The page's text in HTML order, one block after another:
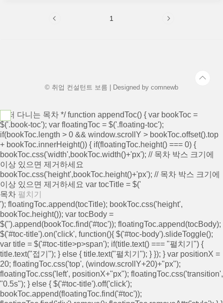
주십시오.(700자) 2. 협업을 통해서 문제를 해
1
© 취업 컨설턴트 보름 | Designed by comnewb
/* 떠 다니는 목차 */ function appendToc() { var bookToc =
$('.book-toc'); var floatingToc = $('.floating-toc');
if(bookToc.length > 0 && window.scrollY > bookToc.offset().top
+ bookToc.innerHeight()) { if(floatingToc.height() === 0) {
bookToc.css('width',bookToc.width()+'px'); // 목차 박스 크기에
이상 있으면 제거하세요
bookToc.css('height',bookToc.height()+'px'); // 목차 박스 크기에
이상 있으면 제거하세요 var tocTitle = $('
목차 펼치기
'); floatingToc.append(tocTitle); bookToc.css('height',
bookToc.height()); var tocBody =
$('').append(bookToc.find('#toc')); floatingToc.append(tocBody);
$('#toc-title').on('click', function(){ $('#toc-body').slideToggle();
var title = $('#toc-title>p>span'); if(title.text() === "펼치기") {
title.text("접기"); } else { title.text("펼치기"); } }); } var positionX =
20; floatingToc.css('top', (window.scrollY+20)+"px");
floatingToc.css('left', positionX+"px"); floatingToc.css('transition',
"0.5s"); } else { $('#toc-title').off('click');
bookToc.append(floatingToc.find('#toc'));